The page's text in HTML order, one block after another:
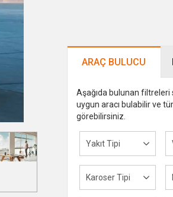
ARAÇ BULUCU
Aşağıda bulunan filtreleri
uygun aracı bulabilir ve
görebilirsiniz.
Yakıt Tipi
Karoser Tipi